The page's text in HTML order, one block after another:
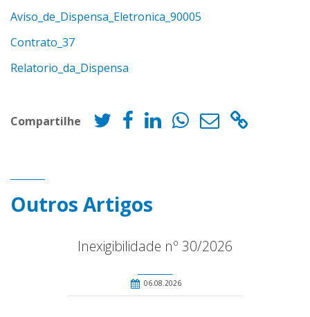
Aviso_de_Dispensa_Eletronica_90005
Contrato_37
Relatorio_da_Dispensa
Compartilhe
Outros Artigos
Inexigibilidade nº 30/2026
06.08.2026